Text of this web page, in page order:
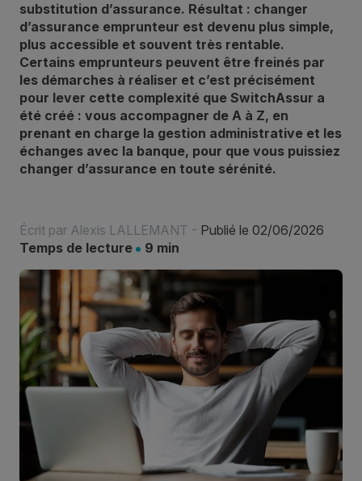
substitution d’assurance. Résultat : changer
d’assurance emprunteur est devenu plus simple,
plus accessible et souvent très rentable.
Certains emprunteurs peuvent être freinés par
les démarches à réaliser et c’est précisément
pour lever cette complexité que SwitchAssur a
été créé : vous accompagner de A à Z, en
prenant en charge la gestion administrative et les
échanges avec la banque, pour que vous puissiez
changer d’assurance en toute sérénité.
Écrit par Alexis LALLEMANT - Publié le 02/06/2026
Temps de lecture
9 min